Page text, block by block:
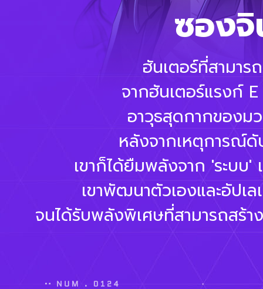
ซอง
ฮันเตอร์ที่สามา
จากฮันเตอร์แรงก์
อาวุธสุดกากของม
หลังจากเหตุการณ์ดั
เขาก็ได้ยืมพลังจาก 'ระบบ
เขาพัฒนาตัวเองและอัปเ
จนได้รับพลังพิเศษที่สามารถสร้า
แบคยุ
ฮันเตอร์แรงก์ S
แห่งกิลด์ 'พยั
แม้ว่าเขาจะเคยเป็
ผู้ก่อตั้งกิลด์ 'มัจจุ
แต่หลังจากนั้นเขาก็ไ
พร้อมกับสมา
และก่อตั้งกิลด์ 'พยั
เขามีพลัง 'แปลง
ชาแ
ฮันเตอร์แรงก์ S คน
และรองกิลด์ฮั
ก่อนที่ซองจินอูจะ
เธอเคยเป็นฮันเตอร์ที่แข็
ด้วยความสามารถพิ
สัมผัสกลิ่นของพลังเ
พกผ้าเช็ดหน้าไปไหน
และยังสนใจคนคนเ
อิมแ
มาสเตอร์ผู้สร้างกิล
อย่าง 'มัจจุราช' แม้ฮั
จะสืบสานประวัติศา
ของกิลด์มาอย่า
แต่แบคยุนโฮเลือ
สร้างอำนาจด้
และกิลด์ฮันเตอร์สเอง
ชื่อเสียงของกิลด์จึงไม่
อีจู
ฮีลเลอร์แรงก์ B ขอ
ที่ทั้งขี้กลัวและ
แม้ว่าเธอไม่เค
ที่อยากจะเป็น
แต่เพราะโดนพนักงาน
เธอทำงานฮันเตอร์ในฐ
และเข้าร่วมเพียง
เพื่อช่วยเหลือฮันเตอ
ชเวจ
มาสเตอร์แห่ง '
กิลด์ที่แข็งแกร่งที่
และเจ้าของ
'อาวุธสุดยอดของม
ฮันเตอร์สายเวทม
ที่ใช้เวทเปลวเพ
มีเรื่องเล่าติดตลกว่าพลั
เผาตึกทั้งหลังได้ใน
ยูจิน
ลูกชายของยู
ประธานยูจินคอ
เขารักษาความสั
กับซองจินอูเ
เพราะการลงเรดหรื
ที่ผ่านมาด้วยกัน สำ
ซองจินอูเป็นหนึ่งในค
คิมช
แทงค์แรงก์ A สมาชิ
ของกิลด์พยั
เขาภาคภูมิใจในค
ของตัวเองเป็น
แม้จะมีความมั่น
แต่เพราะยังข
จึงไม่มีสาระสัก
โทมัส อั
ฮันเตอร์ระดับชาติ กิ
'สกาเวนเจอร์' ใน
มีพละกำลังอันแข็งแกร่งที่สร้างค
จึงทำให้เขาทำอะไรตามใ
ชื่นชอบ 'สิ่งที่ทำให้ตัว
จึงสนใจในพลังของซอง
โจคยู
ฮันเตอร์สายเวท
C ที่สังกัดในทีมจู่โจ
ในระหว่างที่เข
'วิธีทำเงินที่
ก็ได้เข้าร่วมกับทีมจู่โจ
ฮวังด
สายแทงก์แรงก์ C ที่เป็
ไม่ได้เข้าสังกัดกิลด์
มักพูดเสมอว่า 'เรื่องที่เกิดขึ้น
และลงมือฆ่าผู้คนเพื่อห
ฮวัง
ฮันเตอร์แรงก์ S คน
ผู้หันหลังให้กับเกาหลีและไปเข้
สหรัฐอเม
หยิ่งในศักดิ์ศรีและมั่นใจใ
เป็นพี่น้องกับฮวังดงซอ
คังแ
แผนกตรวจตราของ
ในสถานที่เกิดเหตุที่
มักจะเกิดเรื่องที่ไร้
เหล่าอาชญากรที่เ
มักจะเสียชีวิตด้
คิมซั
ฮันเตอร์แรงก์ D
เขาทำงานเป็นฮันเตอร์โด
อันดับแรก 'การเอาชีวิตรอ
เขาเข้าไปในดันเจี้ยนและเอ
เพราะเขาให้ความสำคัญกับค
อูจิน
หัวหน้าแผนกตรวจตรา
ถึงแม้ว่าจะอยู่แรงก์ A แต่ได้รับกา
งก์ S เลยที
เข้าร่วมสมาคมฮันเตอร์ด้วยความตั้
ปกป้องฮัน
หลังจากนั้นก็ได้พบปะกับ
ในฐานะผู้ติดตามของประธาน
โกก
ประธานสมาคมฮันเ
อีกทั้งยังเป็นฮันเ
ที่ถูกขนานนามว่า
ถึงแม้ว่าความสามารถและพลังที่มี
ไหน
แต่ด้วยอายุและโรคประจำตัวจึงแท
หน้า
ซงชี
ฮันเตอร์สายเวท
นักฟันดาบฝีมือดี ซึ่งตรงกันข้ามกั
หลังจากสูญเสียครอบครัวไปเพร
เตอร์
เขาก็รับบทบาทเป็นศาลเตี้ยคอยแ
นที่ตนรับผิ
พัคฮี
ฮันเตอร์สายเวทมนตร์
เธอมีเซนส์สำหรับการเ
ไม่ว่าจะอยู่ในสถานการ
สิ่งที่ 'สามารถเอาชีวิตร
เธอเป็นหนึ่งในคนที่เข้าไปใน
ลีโบ
ฮันเตอร์สายเวท
จากกิลด์ฮันเตอร์ส
ในการอัญเชิญระดั
ได้จัดอยู่ในกลุ่มอี
แม้ว่าบางครั้งเธอจ
ที่วิทยาศาสตร์ไม่สาม
ของตนเอง แต่เธอ
และหาคำตอบเกี่
ฮันซ
นักเรียนสาวที่อยู่โรงเรี
น้องสาวของซองจิน
เป็นฮันเตอร์แรงก์ E ใน
แม้แรงก์จะต่ำ แล
แต่เธอก็เข้าร่วมเรด
ที่อยากจะเป็น
อลิเซีย
กิลด์มาสเตอร์แห่ง 'ยูสติเตีย' กิ
ผู้คนต่างรู้จักเธอดีในนา
ผู้นิ่งเฉยและ
เธอกำลังตามล่าคนร้า
ที่เกิดขึ้นทั่วทุกหน
เหมยลิน
ฮันเตอร์ชาวอเมริกัน-จีนที่ได้รั
แต่เมื่อพบเจอกับสถานกา
เธอก็ถูกปลุกพลังซ้ำอีกครั้
และอดีตแมวแสนรักที่เปรียบดั่งค
ภูตพิทัก
ยูซูฮ
ฮันเตอร์แรงก์ A พ่วงต
หลังจากเหตุการณ์ในการลงเรดค
'ระเบิดเวลา' เธอก็ตัดสินใจว่าจะ
อามามิย
นักดาบและนักเรียนสาวผู้
「โอนิ คุโรฮะ」 มา
เธอมักจะปรากฏตัว
และทำงานในฐานะฮัน
ด้วยนิสัยที่แตกต่างกันอย่างมากใ
บางครั้งจึงรู้สึกเหมือนกั
ฮันเ
ฮีลเลอร์แรงก์ A ที่สามารถช่วย
ยังมีลมหาย
เธอเข้าร่วมเรดหน่วย 2 ของฮัน
ทั้งสี่คน
เธอเข้าไปในเกตด้วยความคิดที่ว่
ดังนั้นเธอจึงมักจะพกสมุดที่เ
ฮาเป
สมาชิกทีมจู่โจมขนาด
การกระโดดโลดเต้นคือความสามา
ฝ่ายปฏิบัติ
นอกจากนี้เธอยังชอบเล่นแผลง
และตอนนี้ก็กำลังไล่ล่าฮันเตอร์ที่ชื่
เธออยู่
ชาล็
สมาชิกทีมจู่โจมขนาด
ผู้มีความสามารถพิเศษในการวา
น้องสาวฝาแฝด
และตอนนี้ก็กำลังไล่ล่าฮันเตอร์ที่ชื่
เธออยู่
จีน่า
ฮันเตอร์สายเวทมนตร์แรงก์ A
ด้วยนิสัยที่ยึดมั่นใจคว
จึงมักจะก่อปัญหาให้กั
แต่ถึงอย่างนั้นก็สามารถใช้ความส
ปัญหานั้น
อิสลา
สมาชิกของทีมจู่โจมขน
ฮีลเลอร์สังกัดกิลด์เฮลเปอร์ เธอไม่
จึงทำอะไรตามที่ไพ่
เธอมักจะถูกพัดพาไปตามเ
และจบลงด้วยการตกอยู่ใ
โทมัส อั
ฮันเตอร์ระดับชาติ กิลด์มาสเต
สหรัฐอเม
มีพละกำลังอันแข็งแกร่งที่สร้างค
จึงทำให้เขาทำอะไรตามใ
ชื่นชอบ 'สิ่งที่ทำให้ตัว
จึงสนใจในพลังของซอง
ชิมิซุ อ
ฮีลเลอร์แรงก์ S สังกัดกิ
ถึงแม้จะชอบเงินโดยพื้น
"โรคหลับลึก" จึงต้องตั้งหน้า
"ถ้าไม่มีเงิน ก็ไม่ต้องรับการฮี
เอซิล
อัศวินอสูรผู้โลดแล่นในส
เอซิลได้รับรู้ถึงพิษไข้ที่
และตระหนักได้ว่าสิ่งนั้นล่ะคือคว
ขอเพียงแค่ได้อยู่กับเขา ไม่ว่
เธอก็พร้อมแล้วที่จะ
ทาวาตะ ค
ฮันเตอร์แรงก์ S สังกัดกิ
ผู้เข้าร่วมกิลด์บัคเคนตามรอยโก
นับถือ แม้ว่าคำพูดและการ
แต่เธอก็ทำหน้าที่ของฮันเตอร์อย่า
จะปกป้องประเ
โกโตะ
มาสเตอร์ของกิลด์บัคเคน สุด
มีพลังที่แข็งแกร่ง ถึงขนาดที่พูดกัน
ชาติ
เพียงเพราะว่าเขาไม่ได้บุก
ด้วยเหตุนี้เขาจึงมุ่งหมายถึงอิทธิ
ระดับชาติด้ว
ซอ
อาวุธลับที่ถูกซุกซ่อนไว้ของ
ภายใต้รอยยิ้มอันงดงามของเธอ
ไหวและตรรกะอันเ
เจ้าหญิงนักดาบ
แฮ
ฮันเตอร์หัวใจบริสุทธิ์จากโ
ฮันเตอร์แรงก์ S คนที่ 5 ของเกา
"วัลคีรี"
นำทุกการต่อสู้ไปสู่ "ชัยชนะ" ใน
เลนนาร์ด
กิลด์มาสเตอร์แห่งกิลด์ริก
ด้วยความที่เป็นคนเฉลียวฉ
เขาจึงสามารถเคลียร์เรดยากๆ ได้
เขายังคงทำหน้าที่ในฐานะฮันเตอร์
ในฐานะของผู้มีพละกำลังที่
สมาชิกวงไอดอล "i-dle" แ
เธอสร้างความประทับใจด้วยเสีย
และนำทีมด้วยการตัดสิ
เธอผู้มีทั้งความสุขุมแล
จะเป็นแสงสว่างที่ช่วยประคองทุก
ความหวั่น
สมาชิกวงไอดอล "i-dle" แ
เธอดึงดูดสายตาทุกคู่ได้ด้วยก
และนำทางเหล่าเมมเบอร์ด้วยค
สมรภูมิ
เธอผู้มีทั้งความเข้มแข็งแ
จะเป็นเชื้อไฟแห่งความหวังที่จะไ
โกลาหลให้
ซองจิ
ดาวรุ่งดวงใหม่แห่งกิลด์
การเคลียร์ดันเจี้ยนแตกร่วมกับแบ
เธอได้เข้าร่วมกับ
จากนี้ไปได้เวลาที่เธอจะก้าวออก
บุกเบิกเส้นทางขอ
สมาชิกวงไอดอล "i-dle" แล
เธอสร้างบรรยากาศบนเวทีด้ว
และการแสดงที่เปี่ยมด้วยเสน่ห์ ทั้
หยุดยั้งในส
หญิงสาวผู้มีความมุ่งมั่นแล
ได้ส่งต่อความหวังผ่านรอยยิ้มอัน
ทุกคน
แม้แต่ในช่วงเวลา
สมาชิกวงไอดอล "i-dle" แล
บนเวทีเธอดึงดูดผู้ชมด้ว
ทั้งยังพลิกสถานการณ์ด้วยกลยุท
ด้วย
เธอผู้เปี่ยมด้วยความละเอีย
จะดึงดูดสายตาของทุกคนด้ว
ลีดเดอร์วงไอดอล "i-dle" แ
เธอผู้นำทีมด้วยเสน่ห์
ทั้งยังนำชัยชนะมาสู่สมรภูมิด้วยก
เธอผู้เปี่ยมด้วยความรับผิ
คือหัวใจและความหวังของทีม ที่จ
ซองอิ
พ่อของซองจินอูแ
ในอดีตเขาได้รับความนั
ในฐานะผู้บัญชาการคนดังที่
เขาหายสาบสูญไปจากการเข้าไป
พวกพ้อ
และไม่สามารถ
เมื่อวันเวลาผ่าน
เขาก็ปรากฏตัวขึ้นอีกครั้งที่ดั
ฟรีเ
คำอธิษฐานในวันที่จ
เอลฟ์ผู้เดินทางเพื่อทำ
จอมเวทผู้กำจัดเผ่า
เฟ
จอมเวทชั้
จอมเวทผู้ได้รับการเลี้ยงดูจากนั
เดินทางไปกั
แนวหน้าที่พึ่
นักรบขี้กลัวผู้สานต่อควา
ลอร่
อำนาจแท้จริงที่เก็บงำไว้ของ
สหรัฐอเม
ผู้ถูกปลุกพลังในเรดคามิชก่อ
อีกทั้งยังเป็นเพียงคนเดียวที่สามา
อย่างโทมัส อั
คริสโตเ
เขาคือฮันเตอร์
หนึ่งในฮันเตอร์ทั้งห้าที่ร
ไล่ต้อนศัตรูด้วยความสามารถทา
ขั้นสุดย
ซนคี
หัวหน้าทีมจู่โจมหน่วย
ความสามารถพิเศษของเขาคือกา
ความสามารถทางก
ผู้นำที่เชื่อมั่นในความเป็นไปได้ขอ
พัฒนาทีมด้วยหัว
เขาคือผู้นำที่ทำหน้าที่ด้วยความเชื่
ไปในทิศทางที่
ชาน ฮั
อัศวินจากโล
ผู้เป็นที่รู้จักจากความสามารถที่โด
ทว่าเขากลับต้องเสียชีวิตจากการ
เหล่าชนชั้
ก่อนที่จะคืนชีพและลุกขึ้นมาจับดา
เงา
เมรี ไ
ฮันเตอร์หน้าใหม่จ
จุดเด่นของเธอคือการใช้อาวุธที่
เทียบกับ รูปร่างที่เล็ก
เพราะนิสัยที่ขี้อาย ทำให้เธอไม่ก
โมโหกลบเ
ซึกิโมโต
มาสเตอร์คนใหม่ข
เขากวัดแกว่งดาบอย่างอิสระโดย
เห็นตัวตนที่มั่นคง
ฮันเตอร์ผู้ไม่ยอมแพ้ และมีความ
จนถึงที่สุด แม้จะอยู่ท่ามกลางม
เอเลนา
รองมาสเตอร์จา
ครั้งหนึ่งเธอเคยเป็นฮันเตอร์แร
กลายเป็นฮันเตอร์
หลังได้รับพลังเธอก็เริ่มเคลื่อนไห
เอาจริงเอาจังยิ่